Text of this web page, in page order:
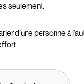
seulement.
d’une personne à